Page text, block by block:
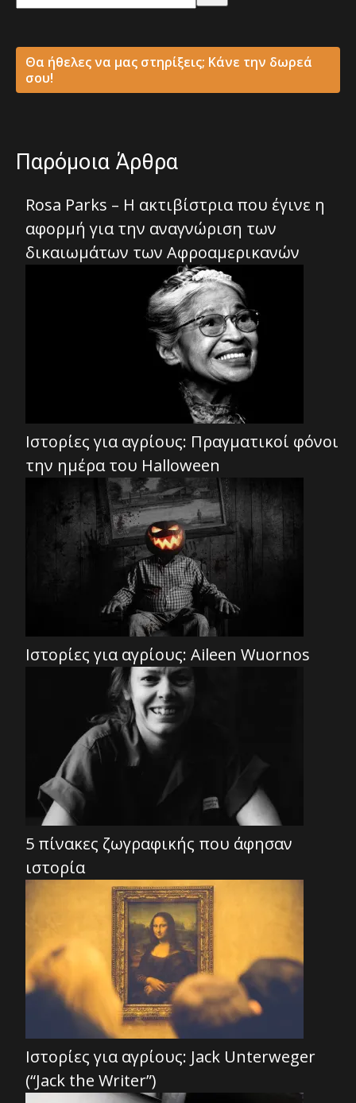
Θα ήθελες να μας στηρίξεις; Κάνε την δωρεά
σου!
Παρόμοια Άρθρα
Rosa Parks – Η ακτιβίστρια που έγινε η
αφορμή για την αναγνώριση των
δικαιωμάτων των Αφροαμερικανών
Ιστορίες για αγρίους: Πραγματικοί φόνοι
την ημέρα του Halloween
Ιστορίες για αγρίους: Aileen Wuornos
5 πίνακες ζωγραφικής που άφησαν
ιστορία
Ιστορίες για αγρίους: Jack Unterweger
(“Jack the Writer”)